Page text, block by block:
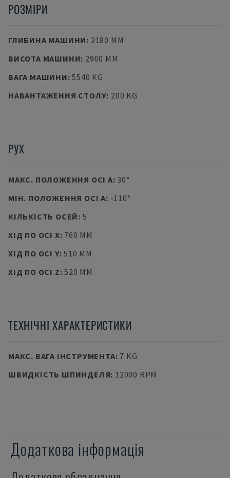
РОЗМІРИ
ГЛИБИНА МАШИНИ: 2180 MM
ВИСОТА МАШИНИ: 2900 MM
ВАГА МАШИНИ:5540 KG
НАВАНТАЖЕННЯ СТОЛУ: 200 KG
РУХ
МАКС. ПОЛОЖЕННЯ ОСІ A: 30°
МІН. ПОЛОЖЕННЯ ОСІ A: -110°
КІЛЬКІСТЬ ОСЕЙ: 5
ХІД ПО ОСІ X: 760 MM
ХІД ПО ОСІ Y:510 MM
ХІД ПО ОСІ Z:520 MM
ТЕХНІЧНІ ХАРАКТЕРИСТИКИ
МАКС. ВАГА ІНСТРУМЕНТА: 7 KG
ШВИДКІСТЬ ШПИНДЕЛЯ: 12000 RPM
Додаткова інформація